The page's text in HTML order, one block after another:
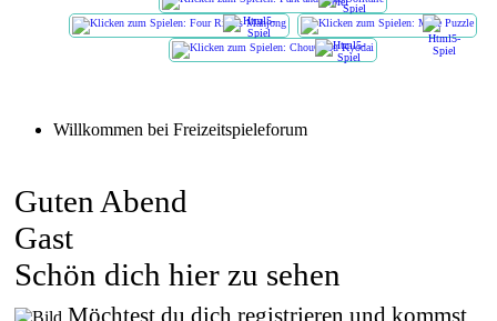
Willkommen bei Freizeitspieleforum
Guten Abend
Gast
Schön dich hier zu sehen
Möchtest du dich registrieren und kommst